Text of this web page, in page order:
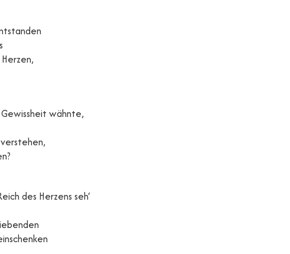
wähnte,
des Herzens seh‘